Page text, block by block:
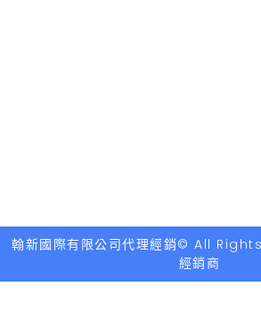
翰新國際有限公司代理經銷© All
經銷商